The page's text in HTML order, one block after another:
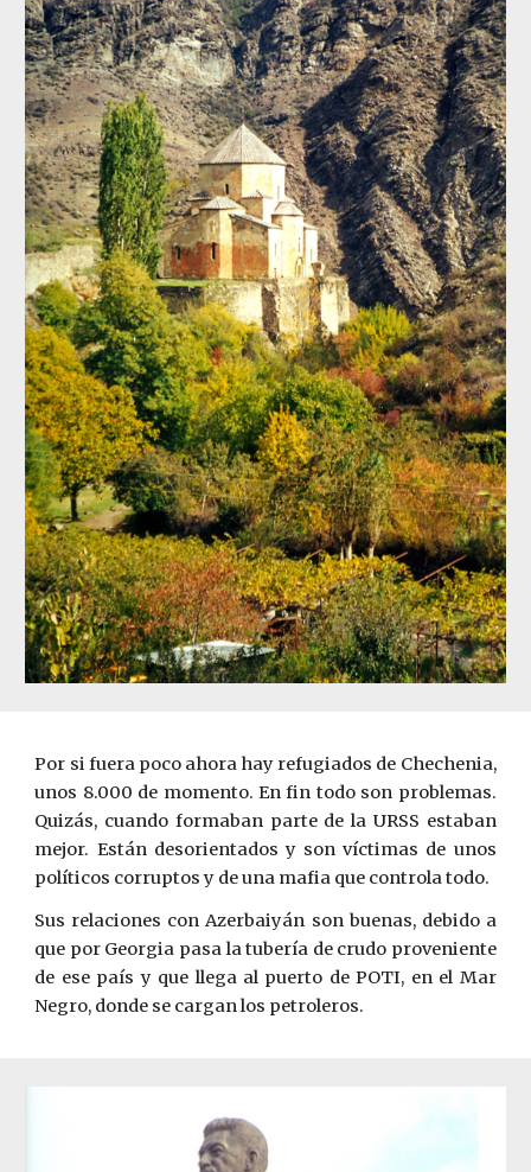
Por si fuera poco ahora hay refugiados de Chechenia,
unos 8.000 de momento. En fin todo son problemas.
Quizás, cuando formaban parte de la URSS estaban
mejor. Están desorientados y son víctimas de unos
políticos corruptos y de una mafia que controla todo.
Sus relaciones con Azerbaiyán son buenas, debido a
que por Georgia pasa la tubería de crudo proveniente
de ese país y que llega al puerto de POTI, en el Mar
Negro, donde se cargan los petroleros.